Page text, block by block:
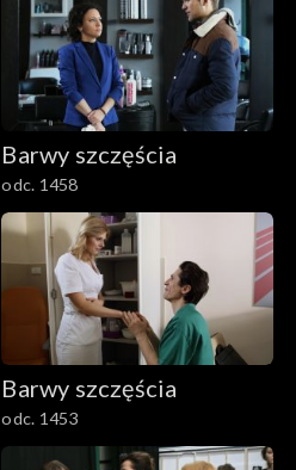
Barwy szczęścia
odc. 1458
Barwy szczęścia
odc. 1453